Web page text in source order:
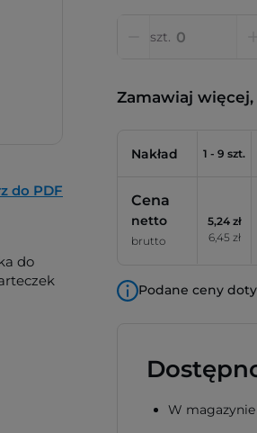
do PDF
do
szt.
Zamawiaj więcej,
Nakład 1 - 9 szt.
Cena
netto
brutto
5,24 zł
6,45 zł
Podane ceny
W magazynie